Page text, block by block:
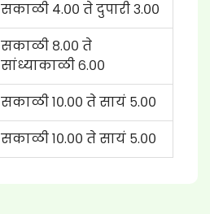
सकाळी ४.०० ते दुपारी ३.००
सकाळी ८.०० ते
सांध्याकाळी ६.००
सकाळी १०.०० ते सायं ५.००
सकाळी १०.०० ते सायं ५.००